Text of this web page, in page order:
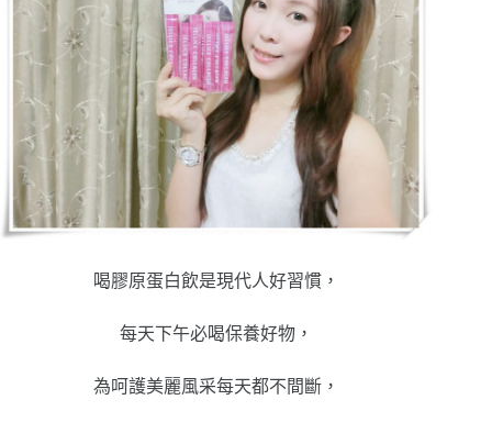
喝膠原蛋白飲是現代人好習慣，
每天下午必喝保養好物，
為呵護美麗風采每天都不間斷，